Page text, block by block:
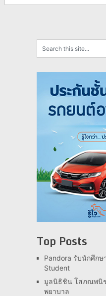
Top Posts
Pandora รับนักศึกษ
Student
มูลนิธิชิน โสภณพนิ
พยาบาล